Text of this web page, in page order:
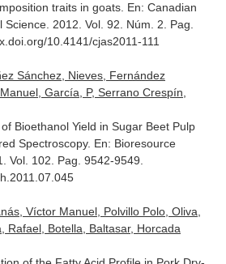
traits in goats. En: Canadian
Science. 2012. Vol. 92. Núm. 2. Pag.
10.4141/cjas2011-111
Sánchez, Nieves, Fernández
García, P, Serrano Crespín,
Bioethanol Yield in Sugar Beet Pulp
Spectroscopy. En: Bioresource
Vol. 102. Pag. 9542-9549.
Víctor Manuel, Polvillo Polo, Oliva,
Rafael, Botella, Baltasar, Horcada